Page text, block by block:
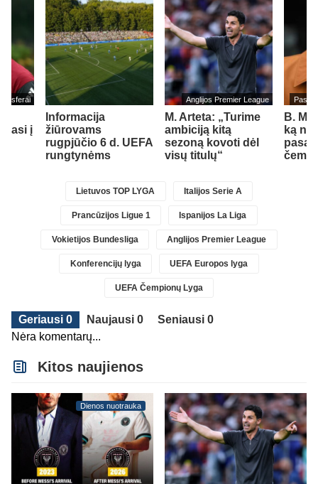
į
Informacija
žiūrovams
rugpjūčio 6 d. UEFA
rungtynėms
Anglijos Premier League
M. Arteta: „Turime
ambiciją kitą
sezoną kovoti dėl
visų titulų“
B.
ką
Lietuvos TOP LYGA Italijos Serie A
Prancūzijos Ligue 1 Ispanijos La Liga
Vokietijos Bundesliga Anglijos Premier League
Konferencijų lyga UEFA Europos lyga
UEFA Čempionų Lyga
Geriausi 0 Naujausi 0
Seniausi 0
Nėra komentarų...
Kitos naujienos
Dienos nuotrauka